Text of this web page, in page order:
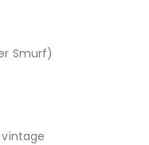
Smurf)